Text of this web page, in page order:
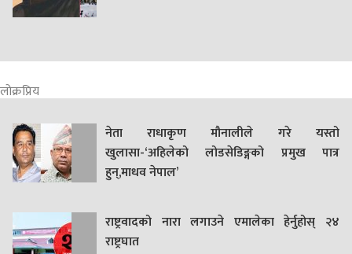
लोक्रप्रिय
नेता राधाकृण मौनालीले गरे यस्तो
खुलासा-‘अहिलेको लोडसेडिङ्गको प्रमुख पात्र
हुन्,माधव नेपाल’
राष्ट्रवादको नारा लगाउने एमालेका हेर्नुहोस् २४
राष्ट्रघात